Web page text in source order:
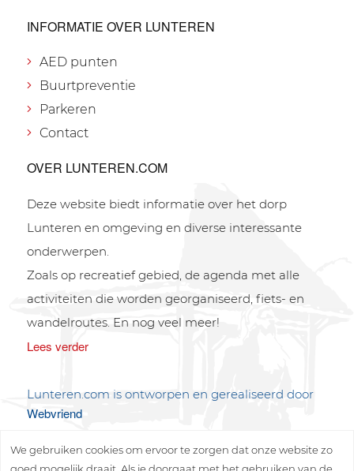
INFORMATIE OVER LUNTEREN
AED punten
Buurtpreventie
Parkeren
Contact
OVER LUNTEREN.COM
Deze website biedt informatie over het dorp
Lunteren en omgeving en diverse interessante
onderwerpen.
Zoals op recreatief gebied, de agenda met alle
activiteiten die worden georganiseerd, fiets- en
wandelroutes. En nog veel meer!
Lees verder
Lunteren.com is ontworpen en gerealiseerd door
Webvriend
We gebruiken cookies om ervoor te zorgen dat onze website zo